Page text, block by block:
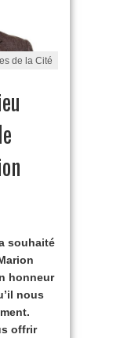
de la Cité
souhaité
honneur
nous
offrir